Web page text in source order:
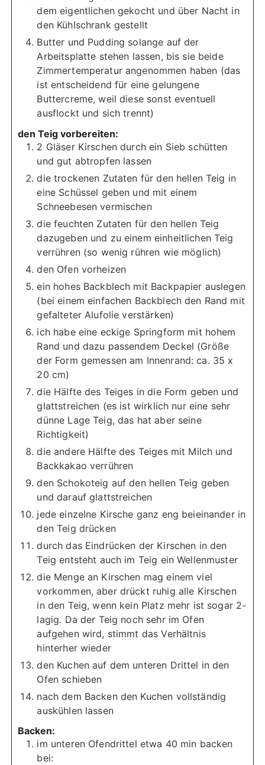
dem eigentlichen gekocht und über Nacht in
den Kühlschrank gestellt
Butter und Pudding solange auf der
Arbeitsplatte stehen lassen, bis sie beide
Zimmertemperatur angenommen haben (das
ist entscheidend für eine gelungene
Buttercreme, weil diese sonst eventuell
ausflockt und sich trennt)
den Teig vorbereiten:
2 Gläser Kirschen durch ein Sieb schütten
und gut abtropfen lassen
die trockenen Zutaten für den hellen Teig in
eine Schüssel geben und mit einem
Schneebesen vermischen
die feuchten Zutaten für den hellen Teig
dazugeben und zu einem einheitlichen Teig
verrühren (so wenig rühren wie möglich)
den Ofen vorheizen
ein hohes Backblech mit Backpapier auslegen
(bei einem einfachen Backblech den Rand mit
gefalteter Alufolie verstärken)
ich habe eine eckige Springform mit hohem
Rand und dazu passendem Deckel (Größe
der Form gemessen am Innenrand: ca. 35 x
20 cm)
die Hälfte des Teiges in die Form geben und
glattstreichen (es ist wirklich nur eine sehr
dünne Lage Teig, das hat aber seine
Richtigkeit)
die andere Hälfte des Teiges mit Milch und
Backkakao verrühren
den Schokoteig auf den hellen Teig geben
und darauf glattstreichen
jede einzelne Kirsche ganz eng beieinander in
den Teig drücken
durch das Eindrücken der Kirschen in den
Teig entsteht auch im Teig ein Wellenmuster
die Menge an Kirschen mag einem viel
vorkommen, aber drückt ruhig alle Kirschen
in den Teig, wenn kein Platz mehr ist sogar 2-
lagig. Da der Teig noch sehr im Ofen
aufgehen wird, stimmt das Verhältnis
hinterher wieder
den Kuchen auf dem unteren Drittel in den
Ofen schieben
nach dem Backen den Kuchen vollständig
auskühlen lassen
Backen:
im unteren Ofendrittel etwa 40 min backen
bei: